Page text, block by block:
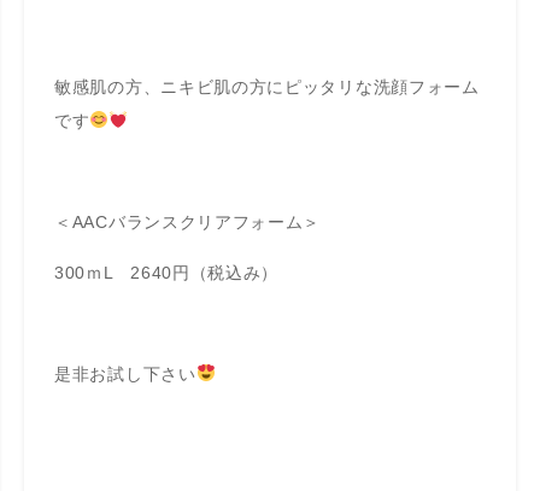
敏感肌の方、ニキビ肌の方にピッタリな洗顔フォーム
です
＜AACバランスクリアフォーム＞
300ｍL 2640円（税込み）
是非お試し下さい